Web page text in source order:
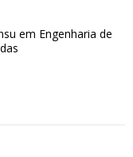
em Engenharia de